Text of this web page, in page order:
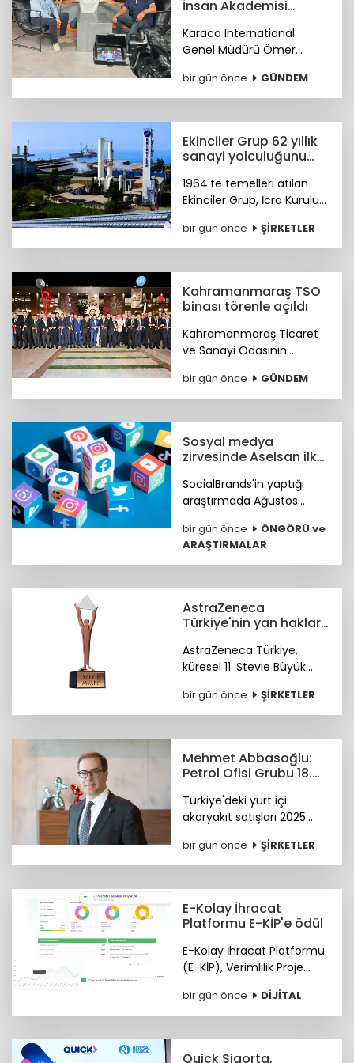
İnsan Akademisi
Youtube'de
Karaca International
Genel Müdürü Ömer
başlattığı 'İnsan Akademisi'
programının gelirleriyle bir
hedefliyor.
bir gün önce GÜNDEM
Ekinciler Grup 62 yıllık
sanayi yolculuğunu
1964'te temelleri atılan
Ekinciler Grup, İcra Kurulu
mesajıyla 62 yıllık köklü
sanayi mirasını ve küresel
bir gün önce ŞİRKETLER
Kahramanmaraş TSO
binası törenle açıldı
Kahramanmaraş Ticaret
ve Sanayi Odasının
depremlerinin ardından
yeniden inşa edilen yeni
törenle hizmete açıldı.
bir gün önce GÜNDEM
Sosyal medya
zirvesinde Aselsan ilk
SocialBrands'in yaptığı
araştırmada Ağustos
üçü Aselsan, MKE ve tabii
oldu.
bir gün önce
ÖNGÖRÜ ve
ARAŞTIRMALAR
AstraZeneca
Türkiye'nin yan haklar
uluslararası ödül
AstraZeneca Türkiye,
küresel 11. Stevie Büyük
Bronz Stevie Ödülü'nün
sahibi oldu. Ödüller 28
bir gün önce ŞİRKETLER
Mehmet Abbasoğlu:
Petrol Ofisi Grubu 18.
Türkiye'deki yurt içi
akaryakıt satışları 2025
yükseldi. Petrol Ofisi
Grubu, yurt içi toplam
zirvede kapattı.
bir gün önce ŞİRKETLER
E-Kolay İhracat
Platformu E-KİP'e ödül
E-Kolay İhracat Platformu
(E-KİP), Verimlilik Proje
Dönüşüm" kategorisinde
birincilik ödülüne layık
bir gün önce DİJİTAL
Quick Sigorta,